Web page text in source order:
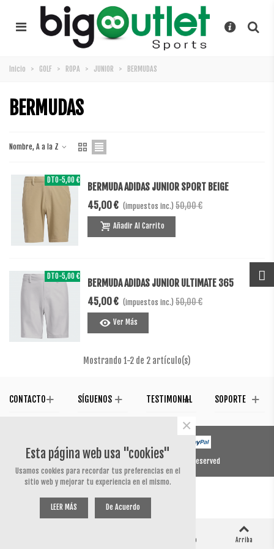
Inicio > GOLF > ROPA > JUNIOR > BERMUDAS
BERMUDAS
Nombre, A a la Z
DTO-5,00 €
BERMUDA ADIDAS JUNIOR SPORT BEIGE
45,00 € (impuestos inc.) 50,00 €
Añadir Al Carrito
DTO-5,00 €
BERMUDA ADIDAS JUNIOR ULTIMATE 365
45,00 € (impuestos inc.) 50,00 €
Ver Más
Mostrando 1-2 de 2 artículo(s)
CONTACTO SÍGUENOS TESTIMONIAL SOPORTE
© 2020 Powered by Presta Shop™. All Rights Reserved
Me ha gustado Arriba
Esta página web usa "cookies"
Usamos cookies para recordar tus preferencias en el
sitio web y mejorar tu experiencia en el mismo.
LEER MÁS De Acuerdo
×